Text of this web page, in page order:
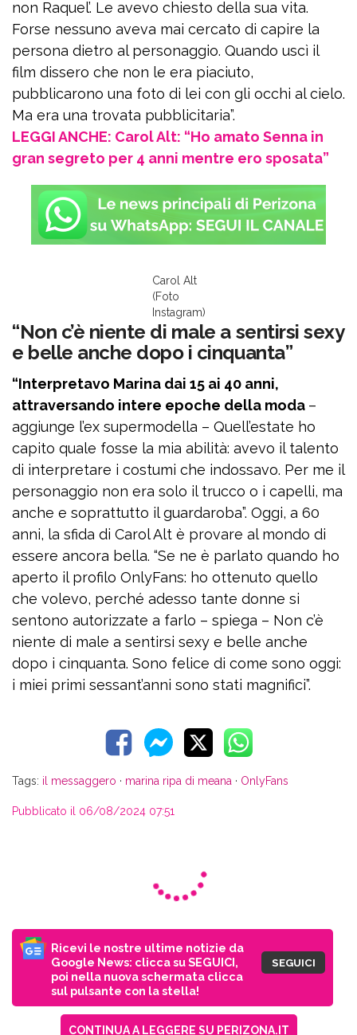
non Raquel’. Le avevo chiesto della sua vita.
Forse nessuno aveva mai cercato di capire la
persona dietro al personaggio. Quando uscì il
film dissero che non le era piaciuto,
pubblicarono una foto di lei con gli occhi al cielo.
Ma era una trovata pubblicitaria”.
LEGGI ANCHE: Carol Alt: “Ho amato Senna in
gran segreto per 4 anni mentre ero sposata”
Carol Alt
(Foto
Instagram)
“Non c’è niente di male a sentirsi sexy
e belle anche dopo i cinquanta”
“Interpretavo Marina dai 15 ai 40 anni,
attraversando intere epoche della moda –
aggiunge l’ex supermodella – Quell’estate ho
capito quale fosse la mia abilità: avevo il talento
di interpretare i costumi che indossavo. Per me il
personaggio non era solo il trucco o i capelli, ma
anche e soprattutto il guardaroba”. Oggi, a 60
anni, la sfida di Carol Alt è provare al mondo di
essere ancora bella. “Se ne è parlato quando ho
aperto il profilo OnlyFans: ho ottenuto quello
che volevo, perché adesso tante donne si
sentono autorizzate a farlo – spiega – Non c’è
niente di male a sentirsi sexy e belle anche
dopo i cinquanta. Sono felice di come sono oggi:
i miei primi sessant’anni sono stati magnifici”.
Tags: il messaggero · marina ripa di meana · OnlyFans
Pubblicato il 06/08/2024 07:51
Ricevi le nostre ultime notizie da
Google News: clicca su SEGUICI,
poi nella nuova schermata clicca
sul pulsante con la stella!
SEGUICI
CONTINUA A LEGGERE SU PERIZONA.IT